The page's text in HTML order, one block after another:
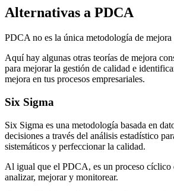
Alternativas a PDCA
PDCA no es la única metodología de
Aquí hay algunas otras teorías de mejora
para mejorar la gestión de calidad e
mejora en tus procesos empresariales.
Six Sigma
Six Sigma es una metodología basada en
decisiones a través del análisis estadístico
sistemáticos y perfeccionar la calidad.
Al igual que el PDCA, es un proceso cíclico
analizar, mejorar y monitorear.